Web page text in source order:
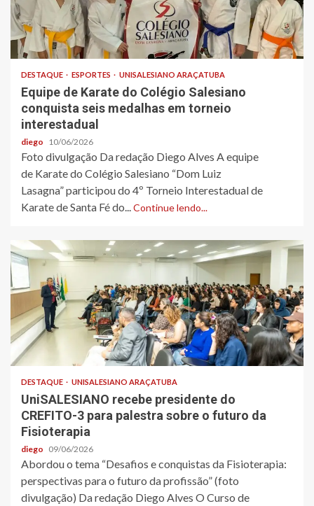
DESTAQUE ESPORTES UNISALESIANO ARAÇATUBA
Equipe de Karate do Colégio Salesiano
conquista seis medalhas em torneio
interestadual
diego 10/06/2026
Foto divulgação Da redação Diego Alves A equipe
de Karate do Colégio Salesiano “Dom Luiz
Lasagna” participou do 4º Torneio Interestadual de
Karate de Santa Fé do...Continue lendo...
DESTAQUE UNISALESIANO ARAÇATUBA
UniSALESIANO recebe presidente do
CREFITO-3 para palestra sobre o futuro da
Fisioterapia
diego 09/06/2026
Abordou o tema “Desafios e conquistas da Fisioterapia:
perspectivas para o futuro da profissão” (foto
divulgação) Da redação Diego Alves O Curso de